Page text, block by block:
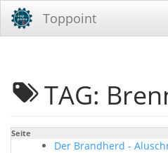
Toppoint
TAG:
Seite
Der Brandherd -